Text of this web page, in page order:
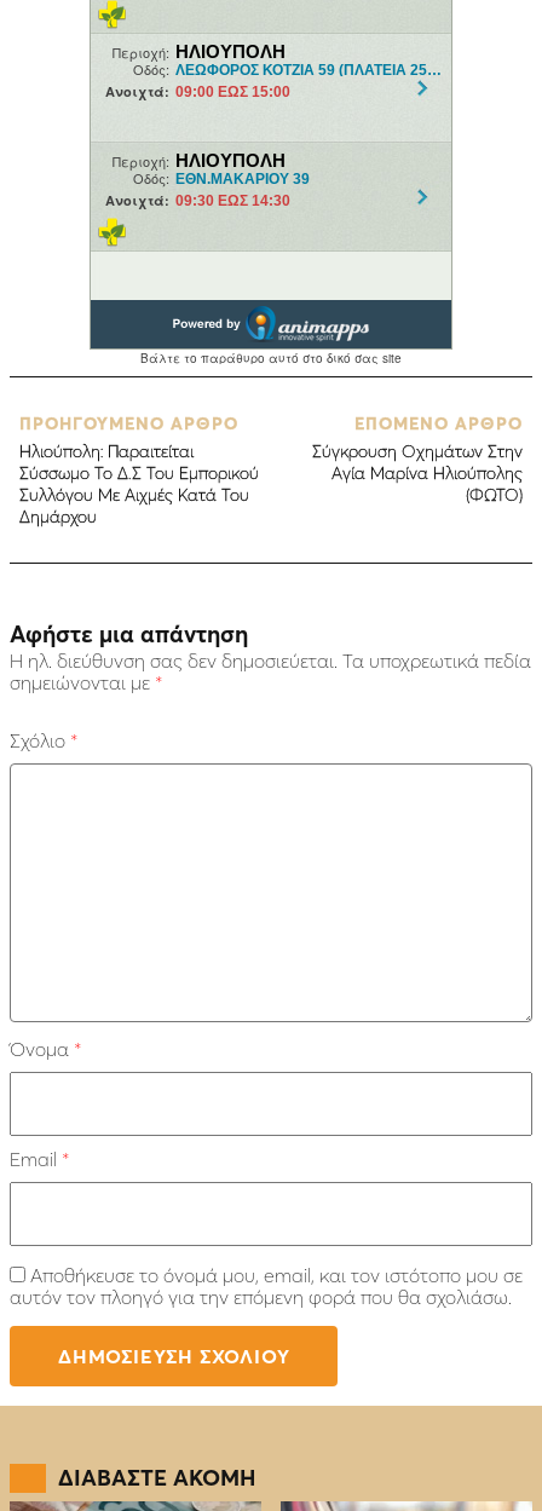
ΠΡΟΗΓΟΥΜΕΝΟ ΑΡΘΡΟ
Ηλιούπολη: Παραιτείται
Σύσσωμο Το Δ.Σ Του Εμπορικού
Συλλόγου Με Αιχμές Κατά Του
Δημάρχου
ΕΠΟΜΕΝΟ ΑΡΘΡΟ
Σύγκρουση Οχημάτων Στην
Αγία Μαρίνα Ηλιούπολης
(ΦΩΤΟ)
Αφήστε μια απάντηση
Η ηλ. διεύθυνση σας δεν δημοσιεύεται. Τα υποχρεωτικά πεδία
σημειώνονται με *
Σχόλιο *
Όνομα *
Email *
Αποθήκευσε το όνομά μου, email, και τον ιστότοπο μου σε
αυτόν τον πλοηγό για την επόμενη φορά που θα σχολιάσω.
ΔΙΑΒΑΣΤΕ ΑΚΟΜΗ